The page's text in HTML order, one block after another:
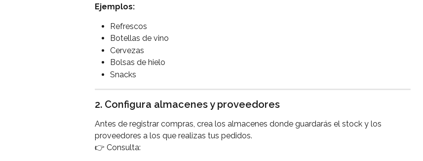
Ejemplos:
Refrescos
Botellas de vino
Cervezas
Bolsas de hielo
Snacks
2. Configura almacenes y proveedores
Antes de registrar compras, crea los almacenes donde guardarás el stock y los
proveedores a los que realizas tus pedidos.
👉 Consulta: